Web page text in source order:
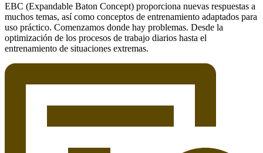
EBC (Expandable Baton Concept) proporciona nuevas respuestas a
muchos temas, así como conceptos de entrenamiento adaptados para
uso práctico. Comenzamos donde hay problemas. Desde la
optimización de los procesos de trabajo diarios hasta el
entrenamiento de situaciones extremas.